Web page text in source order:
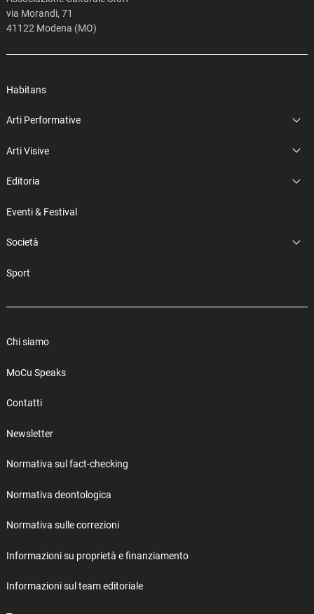
via Morandi, 71
41122 Modena (MO)
Habitans
Arti Performative
Arti Visive
Editoria
Eventi & Festival
Società
Sport
Chi siamo
MoCu Speaks
Contatti
Newsletter
Normativa sul fact-checking
Normativa deontologica
Normativa sulle correzioni
Informazioni su proprietà e finanziamento
Informazioni sul team editoriale